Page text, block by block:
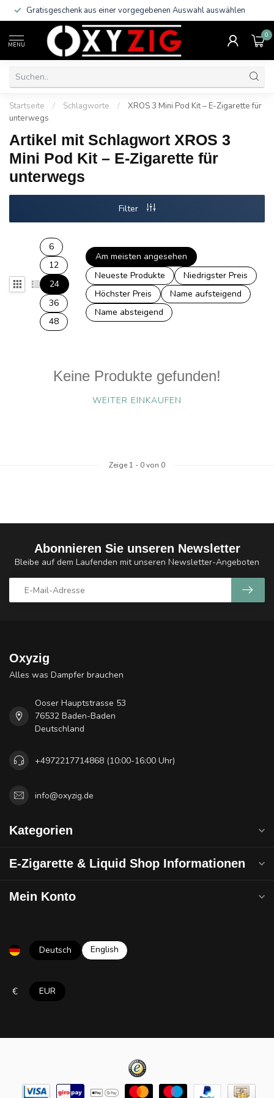
Gratisgeschenk aus einer vorgegebenen Auswahl auswählen
MENU
0
Startseite / Schlagworte /
XROS 3 Mini Pod Kit – E-Zigarette für
unterwegs
Artikel mit Schlagwort XROS 3
Mini Pod Kit – E-Zigarette für
unterwegs
Filter
6
12
24
36
48
Am meisten angesehen
Neueste Produkte
Niedrigster Preis
Höchster Preis
Name aufsteigend
Name absteigend
Keine Produkte gefunden!
WEITER EINKAUFEN
Zeige 1 - 0von 0
Abonnieren Sie unseren Newsletter
Bleibe auf dem Laufenden mit unseren Newsletter-Angeboten
Oxyzig
Alles was Dampfer brauchen
Ooser Hauptstrasse 53
76532 Baden-Baden
Deutschland
+4972217714868 (10:00-16:00 Uhr)
info@oxyzig.de
Kategorien
E-Zigarette & Liquid Shop Informationen
Mein Konto
Deutsch English
€ EUR